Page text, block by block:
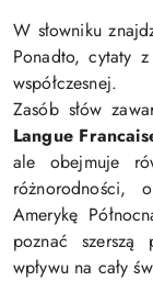
W słowniku
Ponadto, cytaty
współczesnej.
Zasób słów
Langue
ale obejmuje
różnorodności,
Amerykę
poznać szerszą
wpływu na cały